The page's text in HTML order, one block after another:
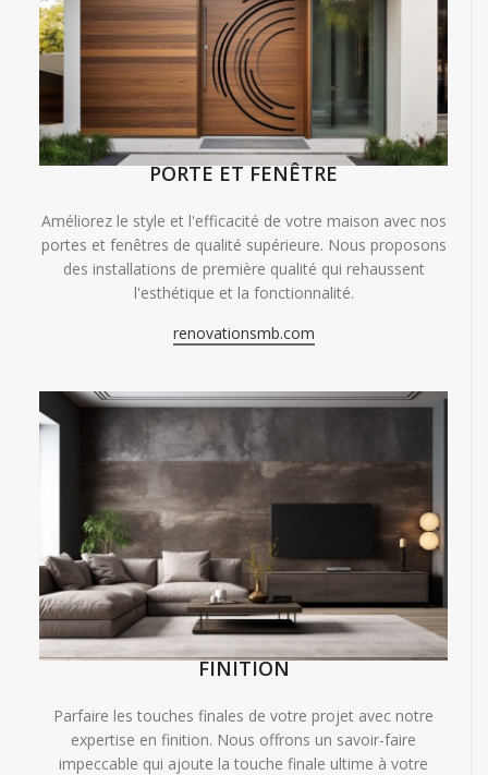
PORTE ET FENÊTRE
Améliorez le style et l'efficacité de votre maison avec nos
portes et fenêtres de qualité supérieure. Nous proposons
des installations de première qualité qui rehaussent
l'esthétique et la fonctionnalité.
renovationsmb.com
FINITION
Parfaire les touches finales de votre projet avec notre
expertise en finition. Nous offrons un savoir-faire
impeccable qui ajoute la touche finale ultime à votre